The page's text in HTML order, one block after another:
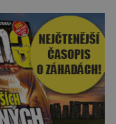
další porci strádá